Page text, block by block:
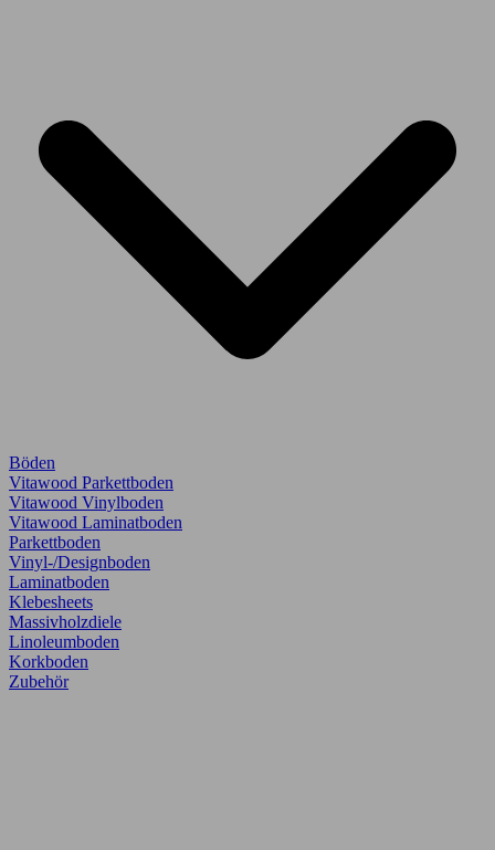
Böden
Vitawood Parkettboden
Vitawood Vinylboden
Vitawood Laminatboden
Parkettboden
Vinyl-/Designboden
Laminatboden
Klebesheets
Massivholzdiele
Linoleumboden
Korkboden
Zubehör